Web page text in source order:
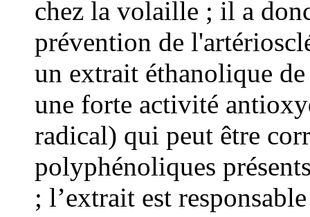
chez la volaille ; il a
prévention de
un extrait éthanolique
une forte activité
radical) qui peut être
polyphénoliques
; l’extrait est